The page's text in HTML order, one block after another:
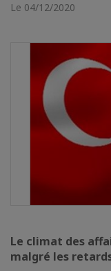
Le 04/12/2020
Le climat des
malgré les